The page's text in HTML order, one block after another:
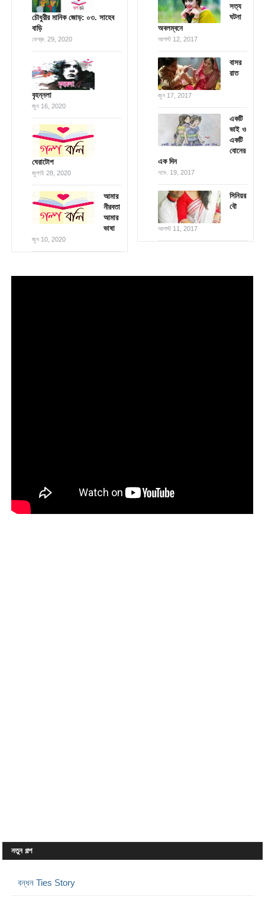
চৌধুরীর মানিক জোড়: ০৩. সাহেব
বাড়ি
ফেব্রু. 29, 2020
বৃহন্নলা
জুন 16, 2020
ঘেরাটোপ
জুলাই 28, 2020
আমার
নীরবতা
আমার
ভাষা
জুন 10, 2020
সত্য
ঘটনা
অবলম্বনে
আগস্ট 12, 2017
বাসর
রাত
জুন 17, 2017
একটি
ভাই ও
একটি
বোনের
এক দিন
নভে. 19, 2017
সিনিয়র
বৌ
আগস্ট 11, 2017
নতুন গল্প
বন্ধন Ties Story